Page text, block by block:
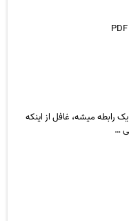
رابطه میشه، غافل از اینکه
…